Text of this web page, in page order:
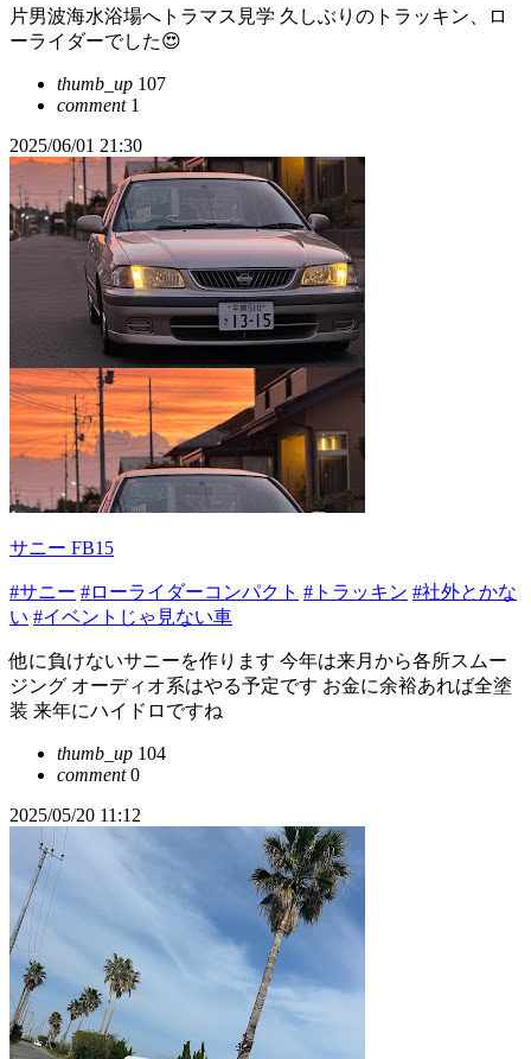
片男波海水浴場へトラマス見学 久しぶりのトラッキン、ロ
ーライダーでした😍
thumb_up 107
comment1
2025/06/01 21:30
サニー FB15
#サニー #ローライダーコンパクト #トラッキン #社外とかな
い #イベントじゃ見ない車
他に負けないサニーを作ります 今年は来月から各所スムー
ジング オーディオ系はやる予定です お金に余裕あれば全塗
装 来年にハイドロですね
thumb_up 104
comment0
2025/05/20 11:12